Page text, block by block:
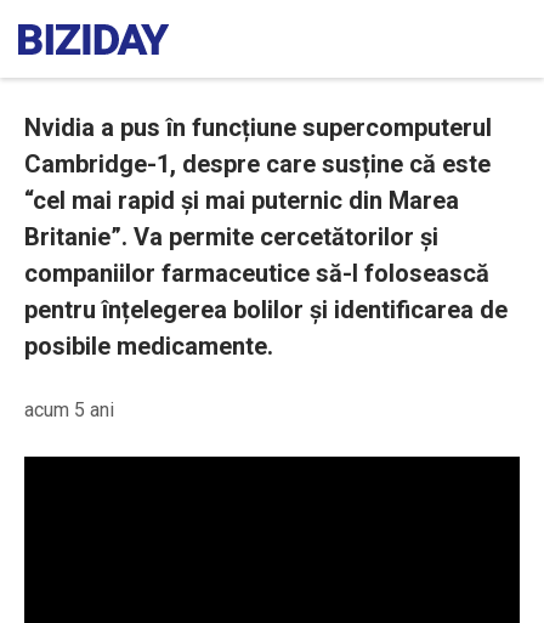
Nvidia a pus în funcțiune supercomputerul
Cambridge-1, despre care susține că este
“cel mai rapid și mai puternic din Marea
Britanie”. Va permite cercetătorilor și
companiilor farmaceutice să-l folosească
pentru înțelegerea bolilor și identificarea de
posibile medicamente.
acum 5 ani